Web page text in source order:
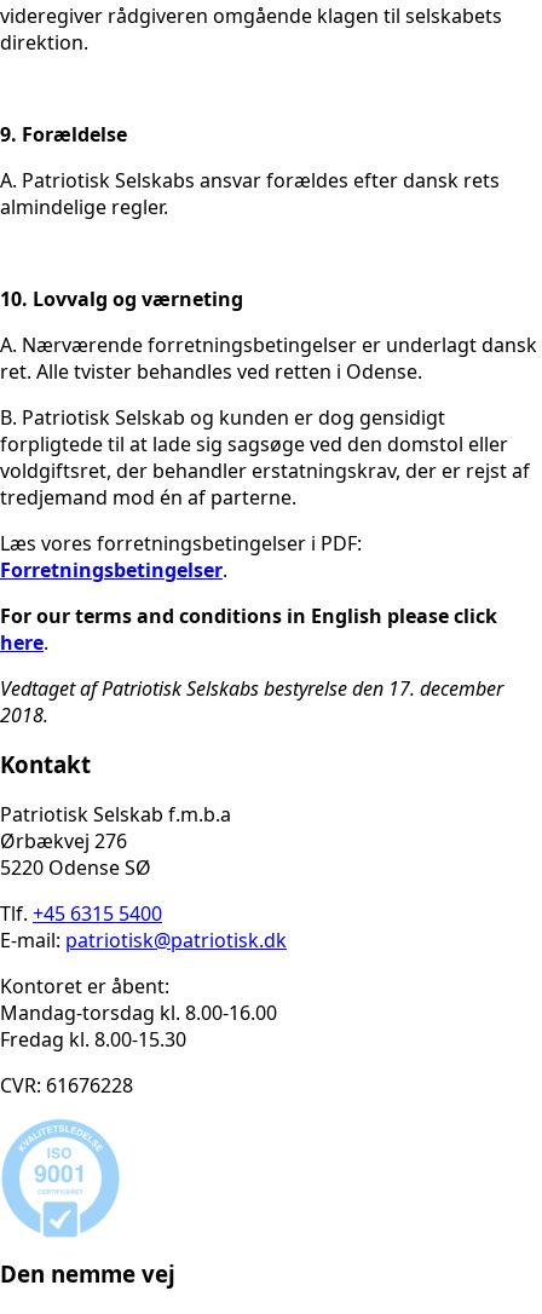
videregiver rådgiveren omgående klagen til selskabets
direktion.
9. Forældelse
A. Patriotisk Selskabs ansvar forældes efter dansk rets
almindelige regler.
10. Lovvalg og værneting
A. Nærværende forretningsbetingelser er underlagt dansk
ret. Alle tvister behandles ved retten i Odense.
B. Patriotisk Selskab og kunden er dog gensidigt
forpligtede til at lade sig sagsøge ved den domstol eller
voldgiftsret, der behandler erstatningskrav, der er rejst af
tredjemand mod én af parterne.
Læs vores forretningsbetingelser i PDF:
Forretningsbetingelser.
For our terms and conditions in English please click
here.
Vedtaget af Patriotisk Selskabs bestyrelse den 17. december
2018.
Kontakt
Patriotisk Selskab f.m.b.a
Ørbækvej 276
5220 Odense SØ
Tlf. +45 6315 5400
E-mail: patriotisk@patriotisk.dk
Kontoret er åbent:
Mandag-torsdag kl. 8.00-16.00
Fredag kl. 8.00-15.30
CVR: 61676228
Den nemme vej